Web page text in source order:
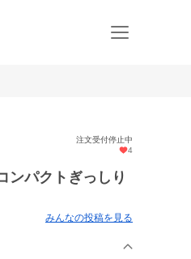
注文受付停止中
4
ンパクトぎっしり
みんなの投稿を見る